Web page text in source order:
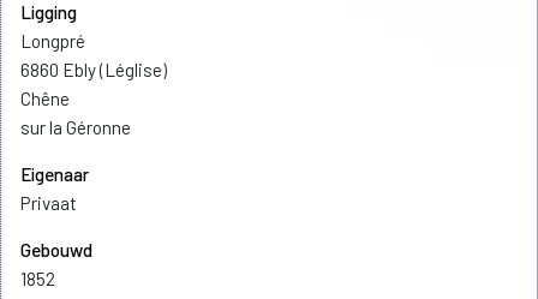
Ligging
Longpré
6860 Ebly (Léglise)
Chêne
sur la Géronne
Eigenaar
Privaat
Gebouwd
1852